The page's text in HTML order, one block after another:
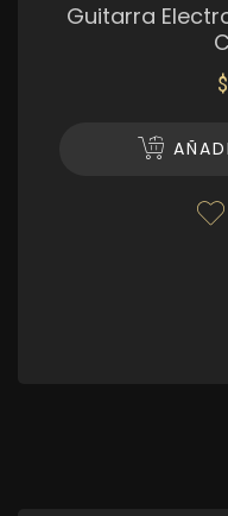
Guitarra
$